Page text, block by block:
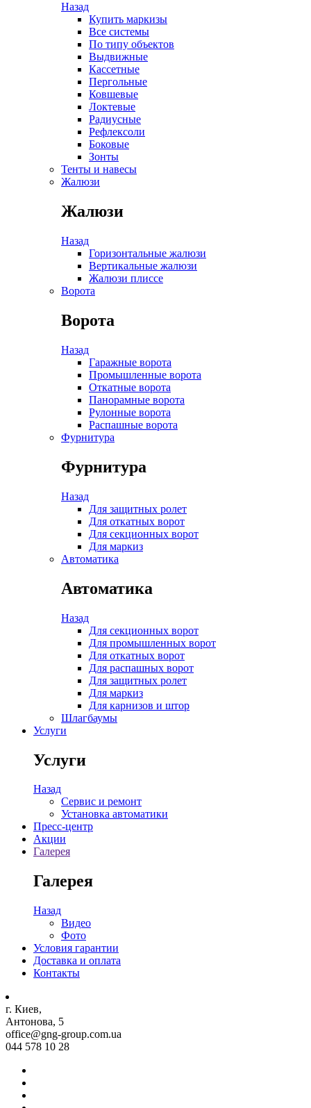
Назад
Купить маркизы
Все системы
По типу объектов
Выдвижные
Кассетные
Пергольные
Ковшевые
Локтевые
Радиусные
Рефлексоли
Боковые
Зонты
Тенты и навесы
Жалюзи
Жалюзи
Назад
Горизонтальные жалюзи
Вертикальные жалюзи
Жалюзи плиссе
Ворота
Ворота
Назад
Гаражные ворота
Промышленные ворота
Откатные ворота
Панорамные ворота
Рулонные ворота
Распашные ворота
Фурнитура
Фурнитура
Назад
Для защитных ролет
Для откатных ворот
Для секционных ворот
Для маркиз
Автоматика
Автоматика
Назад
Для секционных ворот
Для промышленных ворот
Для откатных ворот
Для распашных ворот
Для защитных ролет
Для маркиз
Для карнизов и штор
Шлагбаумы
Услуги
Услуги
Назад
Сервис и ремонт
Установка автоматики
Пресс-центр
Акции
Галерея
Галерея
Назад
Видео
Фото
Условия гарантии
Доставка и оплата
Контакты
г. Киев,
Антонова, 5
office@gng-group.com.ua
044 578 10 28